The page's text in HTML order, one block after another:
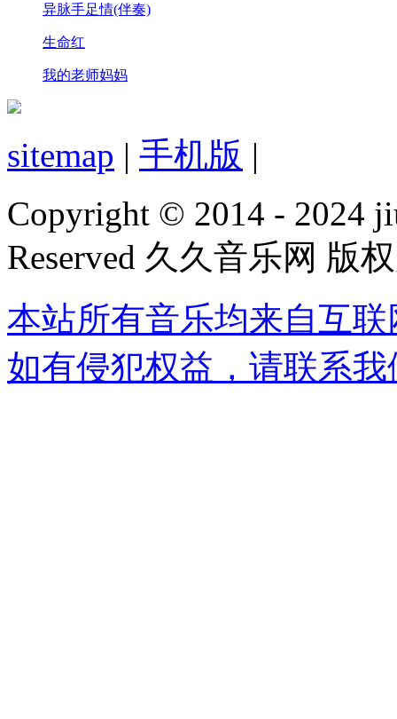
异脉手足情(伴奏)
生命红
我的老师妈妈
sitemap | 手机版 |
Copyright © 2014 - 2024
Reserved 久久音乐网 版
本站所有音乐均来自互
如有侵犯权益，请联系